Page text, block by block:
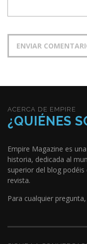
ACERCA DE EMPIRE
¿QUIÉNES
Empire Magazine es
historia, dedicada al
superior del blog
revista.
Para cualquier